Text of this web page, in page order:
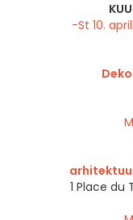
-St 10.
1 Place du